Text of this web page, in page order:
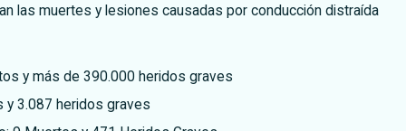
las muertes y lesiones causadas por conducción distraída
y más de 390.000 heridos graves
y 3.087 heridos graves